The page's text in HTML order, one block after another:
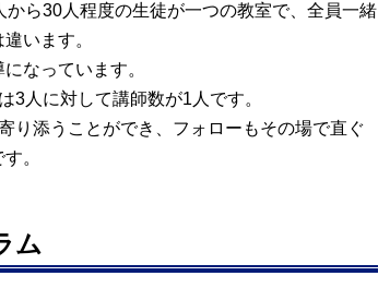
ら30人程度の生徒が一つの教室で、全員一緒
います。
なっています。
3人に対して講師数が1人です。
り添うことができ、フォローもその場で直ぐ
。
ム